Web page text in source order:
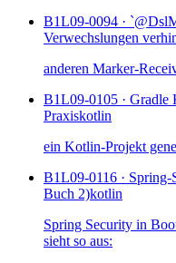
B1L09-0094 ·
Verwechslungen
anderen Marker-
B1L09-0105 ·
Praxiskotlin
ein Kotlin-Projekt
B1L09-0116 ·
Buch 2)kotlin
Spring Security in
sieht so aus: